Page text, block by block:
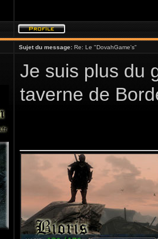
Sujet du message: Re: Le "DovahGame's"
Je suis plus du
taverne de